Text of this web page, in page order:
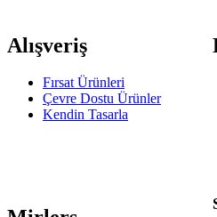
Alışveriş
Fırsat Ürünleri
Çevre Dostu Ürünler
Kendin Tasarla